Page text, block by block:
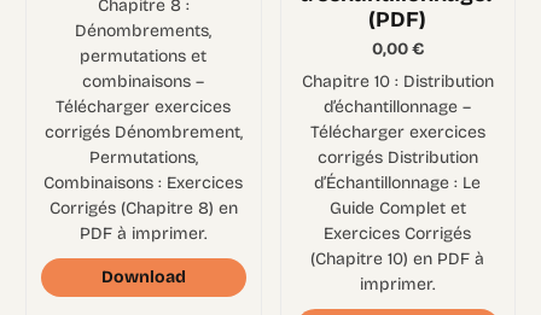
Chapitre 8 :
Dénombrements,
permutations et
combinaisons –
Télécharger exercices
corrigés Dénombrement,
Permutations,
Combinaisons : Exercices
Corrigés (Chapitre 8) en
PDF à imprimer.
Download
(PDF)
0,00€
Chapitre 10 : Distribution
d’échantillonnage –
Télécharger exercices
corrigés Distribution
d’Échantillonnage : Le
Guide Complet et
Exercices Corrigés
(Chapitre 10) en PDF à
imprimer.